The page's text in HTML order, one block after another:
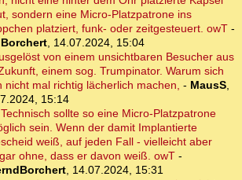
sondern eine Micro-Platzpatrone ins
platziert, funk- oder zeitgesteuert. owT -
, 14.07.2024, 15:04
von einem unsichtbaren Besucher aus
einem sog. Trumpinator. Warum sich
nicht mal richtig lächerlich machen, - MausS,
15:14
Technisch sollte so eine Micro-Platzpatrone
sein. Wenn der damit Implantierte
weiß, auf jeden Fall - vielleicht aber
ohne, dass er davon weiß. owT -
, 14.07.2024, 15:31